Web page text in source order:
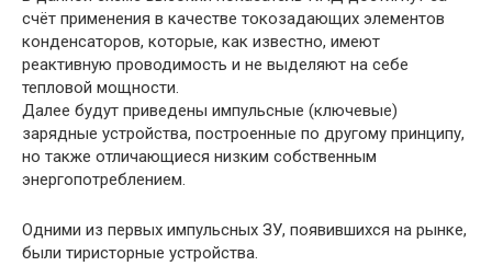
счёт применения в качестве токозадающих элементов
конденсаторов, которые, как известно, имеют
реактивную проводимость и не выделяют на себе
тепловой мощности.
Далее будут приведены импульсные (ключевые)
зарядные устройства, построенные по другому принципу,
но также отличающиеся низким собственным
энергопотреблением.
Одними из первых импульсных ЗУ, появившихся на рынке,
были тиристорные устройства.